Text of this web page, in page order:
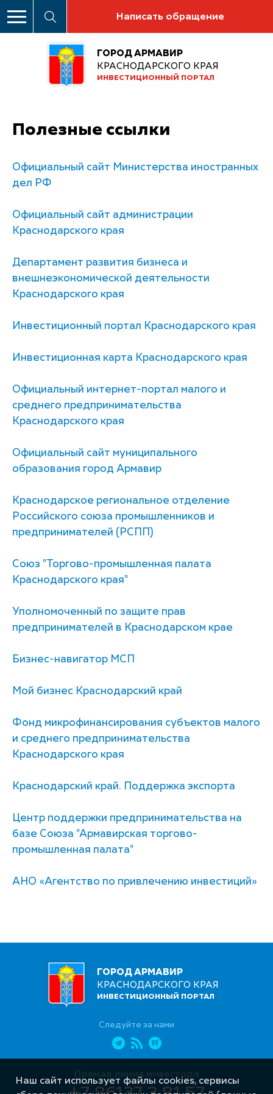
Написать обращение
ГОРОД АРМАВИР
КРАСНОДАРСКОГО КРАЯ
ИНВЕСТИЦИОННЫЙ ПОРТАЛ
Полезные ссылки
Официальный сайт Министерства иностранных
дел РФ
Официальный сайт администрации
Краснодарского края
Департамент развития бизнеса и
внешнеэкономической деятельности
Краснодарского края
Инвестиционный портал Краснодарского края
Инвестиционная карта Краснодарского края
Официальный интернет-портал малого и
среднего предпринимательства
Краснодарского края
Официальный сайт муниципального
образования город Армавир
Краснодарское региональное отделение
Российского союза промышленников и
предпринимателей (РСПП)
Союз "Торгово-промышленная палата
Краснодарского края"
Уполномоченный по защите прав
предпринимателей в Краснодарском крае
Бизнес-навигатор МСП
Мой бизнес Краснодарский край
Фонд микрофинансирования субъектов малого
и среднего предпринимательства
Краснодарского края
Краснодарский край. Поддержка экспорта
Центр поддержки предпринимательства на
базе Союза "Армавирская торгово-
промышленная палата"
АНО «Агентство по привлечению инвестиций»
ГОРОД АРМАВИР
КРАСНОДАРСКОГО КРАЯ
ИНВЕСТИЦИОННЫЙ ПОРТАЛ
Следуйте за нами
Прямая линия инвестора
Наш сайт использует файлы cookies, сервисы